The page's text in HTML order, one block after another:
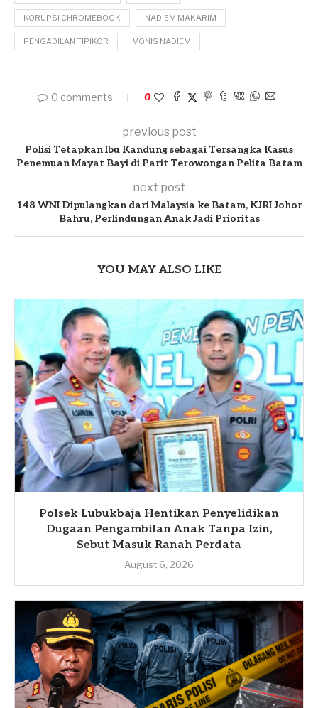
KORUPSI CHROMEBOOK NADIEM MAKARIM
PENGADILAN TIPIKOR VONIS NADIEM
0 comments 0
previous post
Polisi Tetapkan Ibu Kandung sebagai Tersangka Kasus
Penemuan Mayat Bayi di Parit Terowongan Pelita Batam
next post
148 WNI Dipulangkan dari Malaysia ke Batam, KJRI Johor
Bahru, Perlindungan Anak Jadi Prioritas
YOU MAY ALSO LIKE
Polsek Lubukbaja Hentikan Penyelidikan
Dugaan Pengambilan Anak Tanpa Izin,
Sebut Masuk Ranah Perdata
August 6, 2026